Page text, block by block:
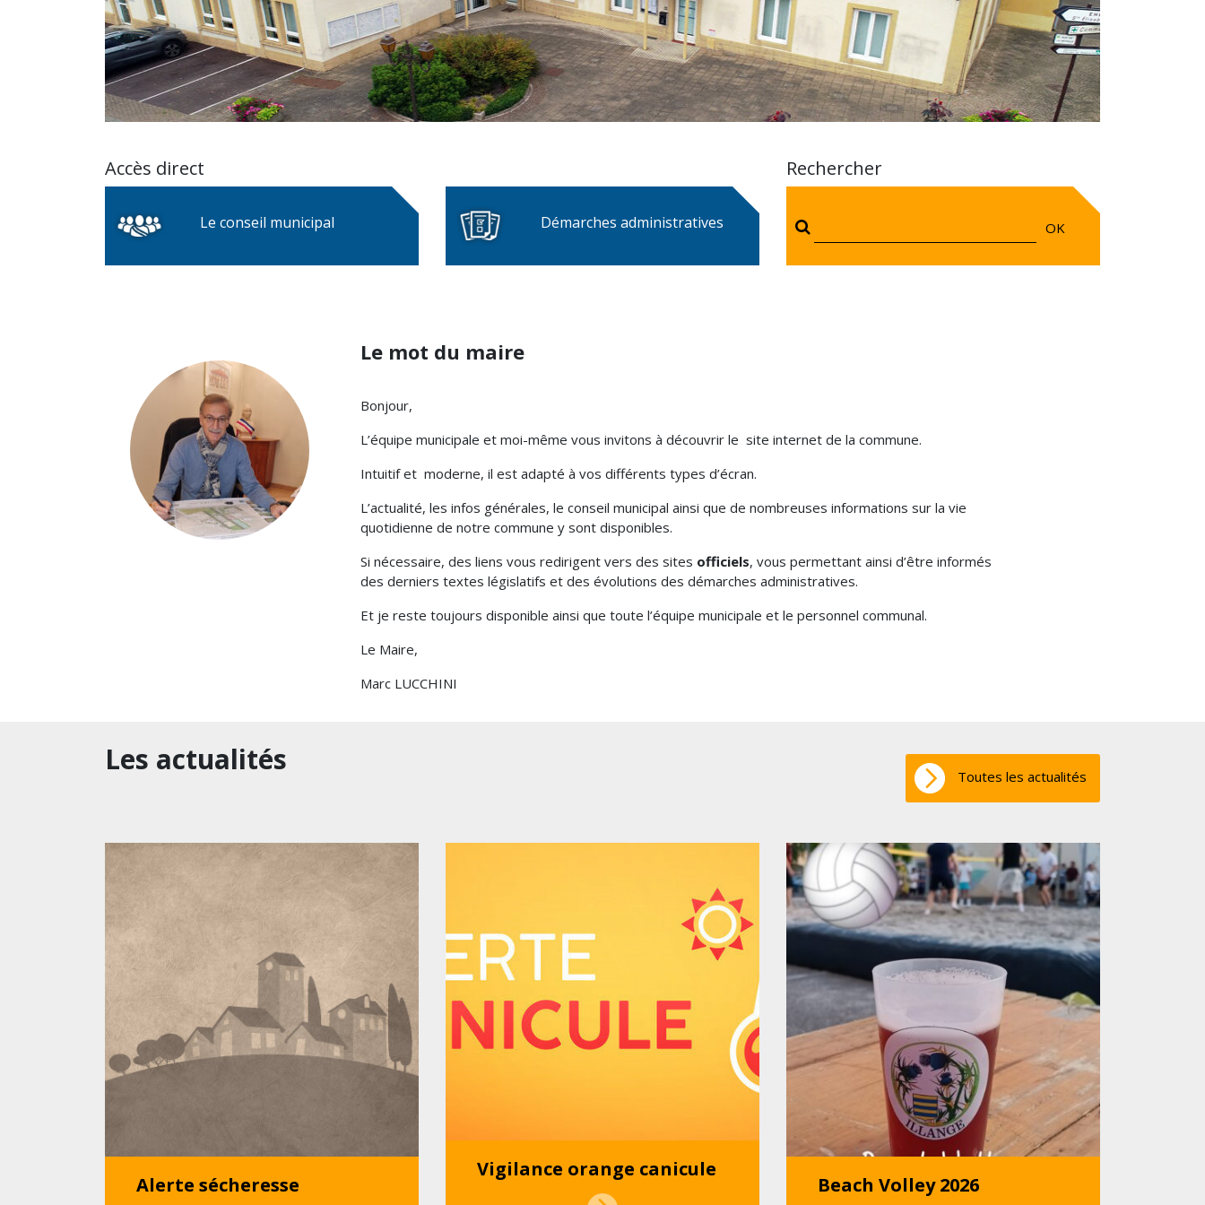
Accès direct
Le conseil municipal Démarches administratives
Rechercher
OK
Le mot du maire
Bonjour,
L’équipe municipale et moi-même vous invitons à découvrir le site internet de la commune.
Intuitif et moderne, il est adapté à vos différents types d’écran.
L’actualité, les infos générales, le conseil municipal ainsi que de nombreuses informations sur la vie
quotidienne de notre commune y sont disponibles.
Si nécessaire, des liens vous redirigent vers des sites officiels, vous permettant ainsi d’être informés
des derniers textes législatifs et des évolutions des démarches administratives.
Et je reste toujours disponible ainsi que toute l’équipe municipale et le personnel communal.
Le Maire,
Marc LUCCHINI
Les actualités Toutes les actualités
Alerte sécheresse
Vigilance orange canicule
Beach Volley 2026